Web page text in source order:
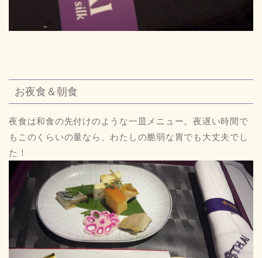
お夜食＆朝食
夜食は和食の先付けのような一皿メニュー。夜遅い時間で
もこのくらいの量なら、わたしの脆弱な胃でも大丈夫でし
た！